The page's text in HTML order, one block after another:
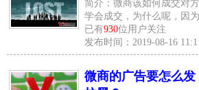
简介：微商该如何成交对
学会成交，为什么呢，因
已有930位用户关注
发布时间：2019-08-16
微商的广告要怎么